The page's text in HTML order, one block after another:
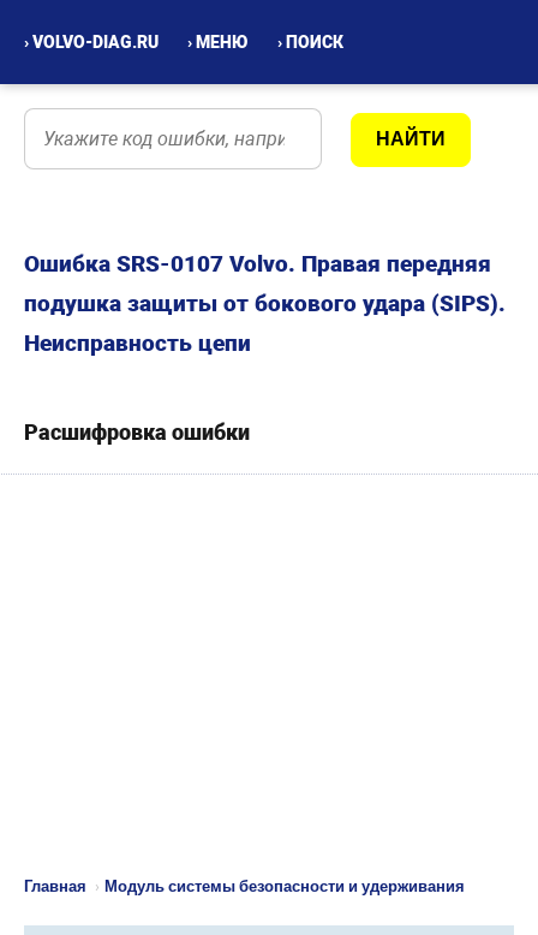
› VOLVO-DIAG.RU › МЕНЮ › ПОИСК
Ошибка SRS-0107 Volvo. Правая передняя
подушка защиты от бокового удара (SIPS).
Неисправность цепи
Расшифровка ошибки
Главная › Модуль системы безопасности и удерживания